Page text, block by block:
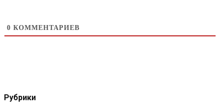
0 КОММЕНТАРИЕВ
Рубрики